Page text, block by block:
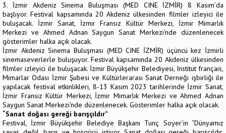
3. İzmir Akdeniz Sinema Buluşması (MED CINE İZMİR) 8 Kasım’da
başlıyor. Festival kapsamında 20 Akdeniz ülkesinden filmler izleyici ile
buluşacak. İzmir Sanat, İzmir Fransız Kültür Merkezi, İzmir Mimarlık
Merkezi ve Ahmed Adnan Saygun Sanat Merkezi'nde düzenlenecek
gösterimler halka açık olacak.
İzmir Akdeniz Sinema Buluşması (MED CINE İZMİR) üçüncü kez İzmirli
sinemaseverlerle buluşuyor. Festival kapsamında 20 Akdeniz ülkesinden
filmler izleyici ile buluşacak. İzmir Büyükşehir Belediyesi, Institut français,
Mimarlar Odası İzmir Şubesi ve Kültürlerarası Sanat Derneği işbirliği ile
yapılacak festival etkinlikleri, 8-13 Kasım 2023 tarihlerinde İzmir Sanat,
İzmir Fransız Kültür Merkezi, İzmir Mimarlık Merkezi ve Ahmed Adnan
Saygun Sanat Merkezi'nde düzenlenecek. Gösterimler halka açık olacak.
“Sanat doğası gereği barışçıldır”
Festival, İzmir Büyükşehir Belediye Başkanı Tunç Soyer’in “Dünyamız